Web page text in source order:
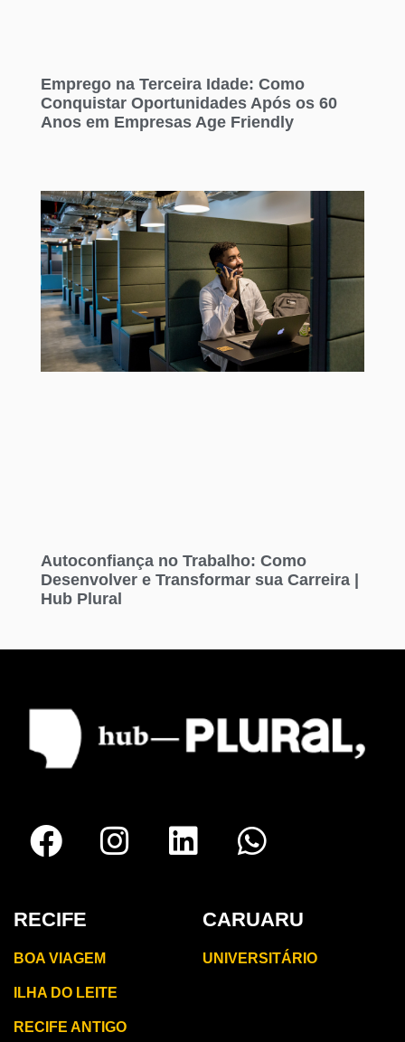
Emprego na Terceira Idade: Como
Conquistar Oportunidades Após os 60
Anos em Empresas Age Friendly
Autoconfiança no Trabalho: Como
Desenvolver e Transformar sua Carreira |
Hub Plural
RECIFE
BOA VIAGEM
ILHA DO LEITE
RECIFE ANTIGO
CARUARU
UNIVERSITÁRIO